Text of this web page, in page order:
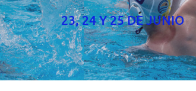
23, 24 Y 25 DE JUNIO